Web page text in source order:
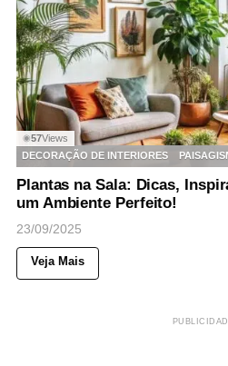
◉57Views
DECORAÇÃO DE INTERIORES
Plantas na Sala: Dicas,
um Ambiente Perfeito!
23/09/2025
Veja Mais